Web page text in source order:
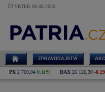
ČTVRTEK 06.08.2026
ZPRAVODAJSTVÍ
PX 2 769,04 0,11% DAX 26 126,30 -